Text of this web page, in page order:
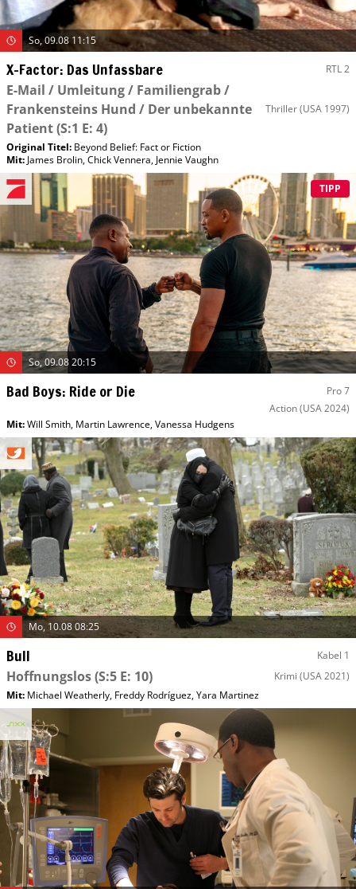
So, 09.08 11:15
X-Factor: Das Unfassbare RTL 2
E-Mail / Umleitung / Familiengrab /
Frankensteins Hund / Der unbekannte
Patient(S:1 E: 4)
Thriller(USA 1997)
Original Titel: Beyond Belief: Fact or Fiction
Mit: James Brolin,Chick Vennera, Jennie Vaughn
TIPP
So, 09.08 20:15
Bad Boys: Ride or Die
Pro 7
Action(USA 2024)
Mit:Will Smith, Martin Lawrence,Vanessa Hudgens
Mo, 10.08 08:25
Bull Kabel 1
Hoffnungslos(S:5 E: 10) Krimi (USA 2021)
Mit: Michael Weatherly, Freddy Rodríguez,Yara Martinez